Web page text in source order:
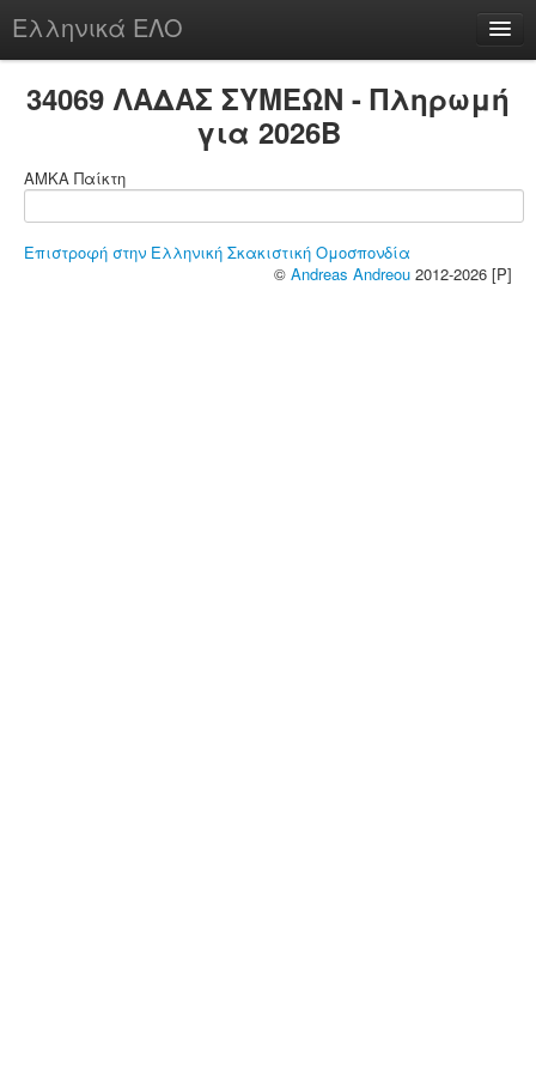
Ελληνικά ΕΛΟ
chesstu.be @ discord
34069 ΛΑΔΑΣ ΣΥΜΕΩΝ - Πληρωμή
για 2026B
ΑΜΚΑ Παίκτη
Επιστροφή στην Ελληνική Σκακιστική Ομοσπονδία
© Andreas Andreou 2012-2026 [P]